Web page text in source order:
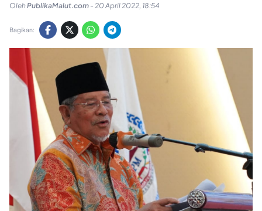
OlehPublikaMalut.com - 20 April 2022, 18:54
Bagikan: